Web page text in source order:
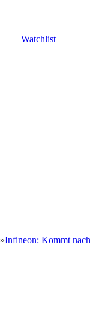
Watchlist
»Infineon: Kommt nach